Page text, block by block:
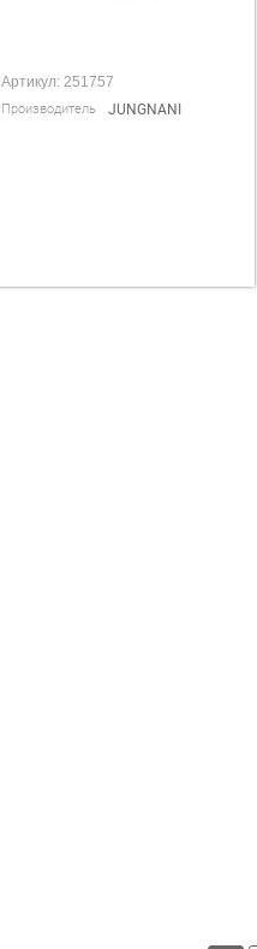
Артикул:251757
Производитель JUNGNANI